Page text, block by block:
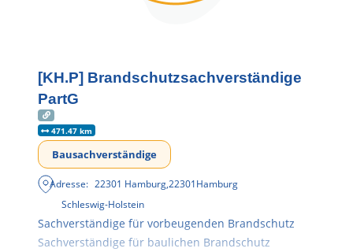
[KH.P] Brandschutzsachverständige
PartG
471.47 km
Bausachverständige
Adresse: 22301 Hamburg,22301Hamburg
Schleswig-Holstein
Sachverständige für vorbeugenden Brandschutz
Sachverständige für baulichen Brandschutz